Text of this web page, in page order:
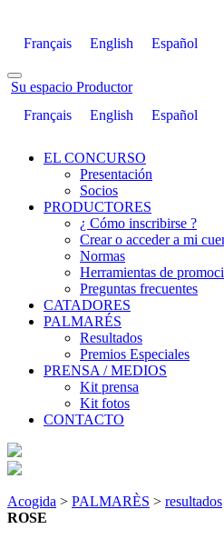
Français English Español
Su espacio Productor
Français
English Español
EL CONCURSO
Presentación
Socios
PRODUCTORES
¿ Cómo inscribirse ?
Crear o acceder a mi
Normas
Herramientas de
Preguntas frecuentes
CATADORES
PALMARÉS
Resultados
Premios Especiales
PRENSA / MEDIOS
Kit prensa
Kit fotos
CONTACTO
Acogida > PALMARÈS > resultados
ROSE